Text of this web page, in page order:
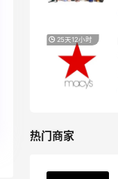
24小时
热门商家